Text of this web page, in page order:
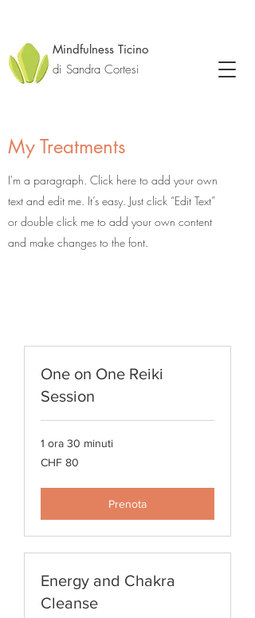
Mindfulness Ticino
di Sandra Cortesi
My Treatments
I'm a paragraph. Click here to add your own
text and edit me. It’s easy. Just click “Edit Text”
or double click me to add your own content
and make changes to the font.
One on One Reiki
Session
1 ora 30 minuti
80
franchi
CHF 80
Prenota
Energy and Chakra
Cleanse